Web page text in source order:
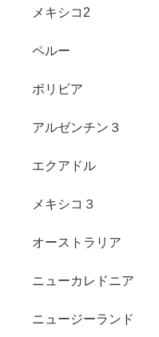
メキシコ2
ペルー
ボリビア
アルゼンチン３
エクアドル
メキシコ３
オーストラリア
ニューカレドニア
ニュージーランド